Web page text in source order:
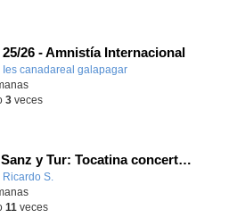
26 - Amnistía Internacional
Ies canadareal galapagar-
3veces
Ricardo Sanz y Tur: Tocatina concertante al aire español
Ricardo S.
11 veces